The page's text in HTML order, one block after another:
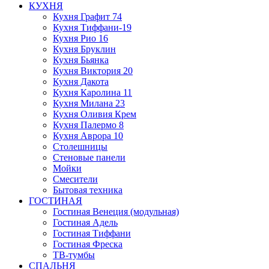
КУХНЯ
Кухня Графит 74
Кухня Тиффани-19
Кухня Рио 16
Кухня Бруклин
Кухня Бьянка
Кухня Виктория 20
Кухня Дакота
Кухня Каролина 11
Кухня Милана 23
Кухня Оливия Крем
Кухня Палермо 8
Кухня Аврора 10
Столешницы
Стеновые панели
Мойки
Смесители
Бытовая техника
ГОСТИНАЯ
Гостиная Венеция (модульная)
Гостиная Адель
Гостиная Тиффани
Гостиная Фреска
ТВ-тумбы
СПАЛЬНЯ